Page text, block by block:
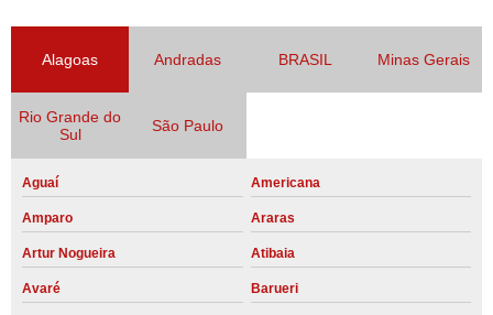
Alagoas Andradas BRASIL Minas Gerais
Rio Grande do
Sul
São Paulo
Aguaí Americana
Amparo Araras
Artur Nogueira Atibaia
Avaré Barueri